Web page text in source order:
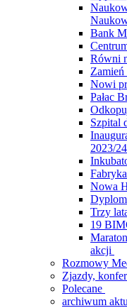
Bank
Równi
Nowi
Pałac
Szpital
2023/24
Nowa
Trzy
19
akcji
Rozmowy
Zjazdy,
Polecane
archiwum